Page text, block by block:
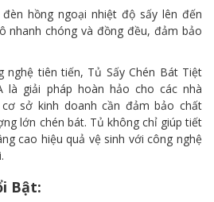
hồng ngoại nhiệt độ sấy lên đến
nhanh chóng và đồng đều, đảm bảo
nghệ tiên tiến, Tủ Sấy Chén Bát Tiệt
là giải pháp hoàn hảo cho các nhà
sở kinh doanh cần đảm bảo chất
lớn chén bát. Tủ không chỉ giúp tiết
cao hiệu quả vệ sinh với công nghệ
Bật: